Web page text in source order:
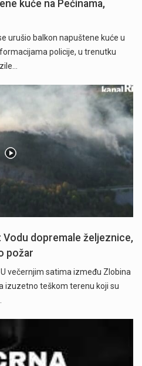
kuće na Pećinama,
urušio balkon napuštene kuće u
policije, u trenutku
dopremale željeznice,
požar
večernjim satima između Zlobina
izuzetno teškom terenu koji su